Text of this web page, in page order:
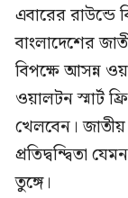
এবারের রাউন্ডে
বাংলাদেশের
বিপক্ষে আসন্ন
ওয়ালটন স্মার্ট
খেলবেন।
প্রতিদ্বন্দ্বিতা
তুঙ্গে।